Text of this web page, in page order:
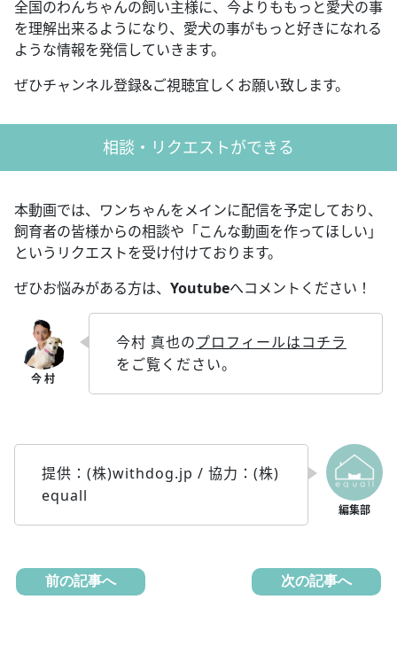
全国のわんちゃんの飼い主様に、今よりももっと愛犬の事
を理解出来るようになり、愛犬の事がもっと好きになれる
ような情報を発信していきます。
ぜひチャンネル登録&ご視聴宜しくお願い致します。
相談・リクエストができる
本動画では、ワンちゃんをメインに配信を予定しており、
飼育者の皆様からの相談や「こんな動画を作ってほしい」
というリクエストを受け付けております。
ぜひお悩みがある方は、 Youtubeへコメントください！
今村 真也のプロフィールはコチラ
をご覧ください。
提供：(株)withdog.jp / 協力：(株)
equall
前の記事へ 次の記事へ